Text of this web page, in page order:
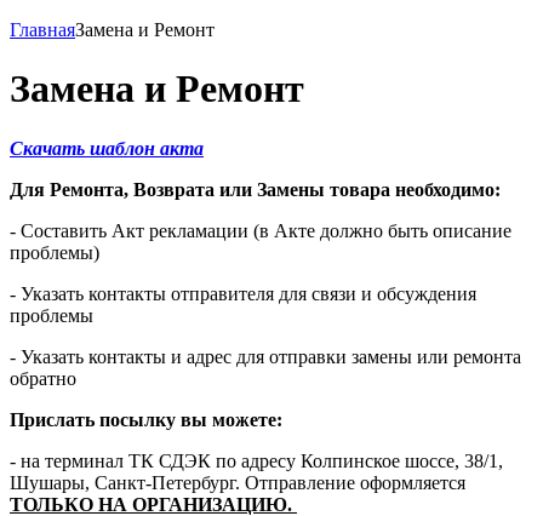
ГлавнаяЗамена и Ремонт
Замена и Ремонт
Скачать шаблон акта
Для Ремонта, Возврата или Замены товара необходимо:
- Составить Акт рекламации (в Акте должно быть описание
проблемы)
- Указать контакты отправителя для связи и обсуждения
проблемы
- Указать контакты и адрес для отправки замены или ремонта
обратно
Прислать посылку вы можете:
- на терминал ТК СДЭК по адресу Колпинское шоссе, 38/1,
Шушары, Санкт-Петербург. Отправление оформляется
ТОЛЬКО НА ОРГАНИЗАЦИЮ.